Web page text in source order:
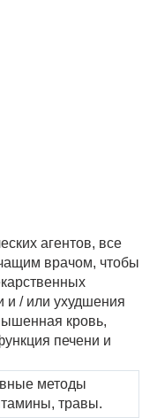
агентов, все
врачом, чтобы
и / или ухудшения
кровь,
печени и
методы
травы.